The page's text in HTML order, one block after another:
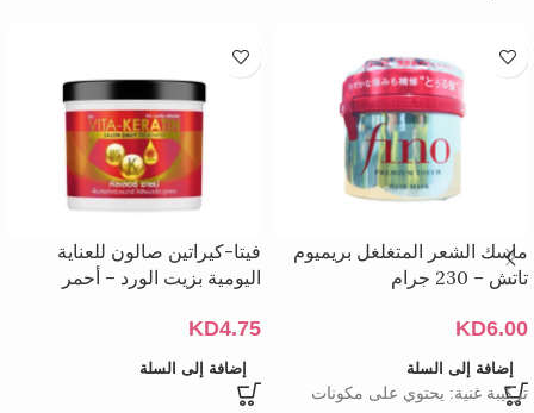
ماسك الشعر المتغلغل بريميوم
تاتش – 230 جرام
KD6.00
إضافة إلى السلة
تركيبة غنية: يحتوي على مكونات
فيتا-كيراتين صالون للعناية
اليومية بزيت الورد – أحمر
KD4.75
إضافة إلى السلة